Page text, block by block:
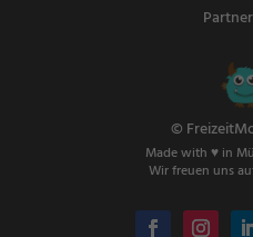
©
Made with ♥ in
Wir freuen uns